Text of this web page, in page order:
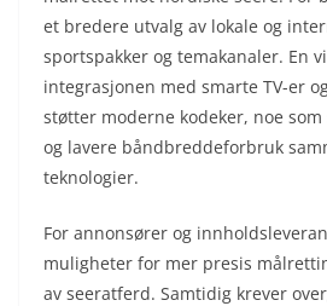
et bredere utvalg av lokale og
sportspakker og temakanaler. En
integrasjonen med smarte TV-er
støtter moderne kodeker, noe
og lavere båndbreddeforbruk
teknologier.
For annonsører og
muligheter for mer presis
av seeratferd. Samtidig krever